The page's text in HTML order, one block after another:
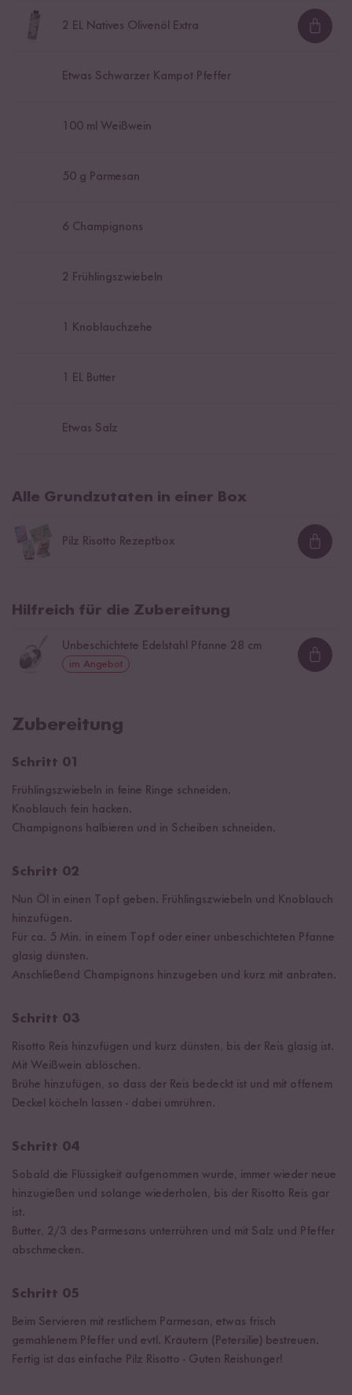
2 EL Natives Olivenöl Extra
Etwas Schwarzer Kampot Pfeffer
100 ml Weißwein
50 g Parmesan
6 Champignons
2 Frühlingszwiebeln
1 Knoblauchzehe
1 EL Butter
Etwas Salz
Alle Grundzutaten in einer Box
Pilz Risotto Rezeptbox
Hilfreich für die Zubereitung
Unbeschichtete Edelstahl Pfanne 28 cm
im Angebot
Zubereitung
Schritt 01
Frühlingszwiebeln in feine Ringe schneiden.
Knoblauch fein hacken.
Champignons halbieren und in Scheiben schneiden.
Schritt 02
Nun Öl in einen Topf geben. Frühlingszwiebeln und Knoblauch
hinzufügen.
Für ca. 5 Min. in einem Topf oder einer unbeschichteten Pfanne
glasig dünsten.
Anschließend Champignons hinzugeben und kurz mit anbraten.
Schritt 03
Risotto Reis hinzufügen und kurz dünsten, bis der Reis glasig ist.
Mit Weißwein ablöschen.
Brühe hinzufügen, so dass der Reis bedeckt ist und mit offenem
Deckel köcheln lassen - dabei umrühren.
Schritt 04
Sobald die Flüssigkeit aufgenommen wurde, immer wieder neue
hinzugießen und solange wiederholen, bis der Risotto Reis gar
ist.
Butter, 2/3 des Parmesans unterrühren und mit Salz und Pfeffer
abschmecken.
Schritt 05
Beim Servieren mit restlichem Parmesan, etwas frisch
gemahlenem Pfeffer und evtl. Kräutern (Petersilie) bestreuen.
Fertig ist das einfache Pilz Risotto - Guten Reishunger!